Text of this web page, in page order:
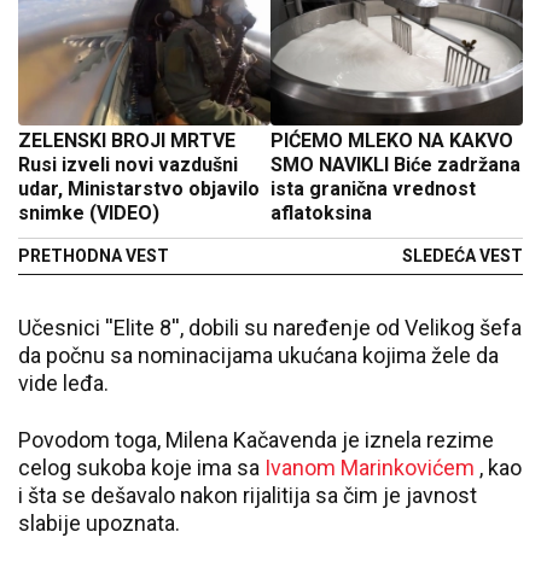
ZELENSKI BROJI MRTVE
Rusi izveli novi vazdušni
udar, Ministarstvo objavilo
snimke (VIDEO)
PRETHODNA VEST
PIĆEMO MLEKO NA KAKVO
SMO NAVIKLI Biće zadržana
ista granična vrednost
aflatoksina
SLEDEĆA VEST
Učesnici ''Elite 8'', dobili su naređenje od Velikog šefa
da počnu sa nominacijama ukućana kojima žele da
vide leđa.
Povodom toga, Milena Kačavenda je iznela rezime
celog sukoba koje ima sa Ivanom Marinkovićem , kao
i šta se dešavalo nakon rijalitija sa čim je javnost
slabije upoznata.